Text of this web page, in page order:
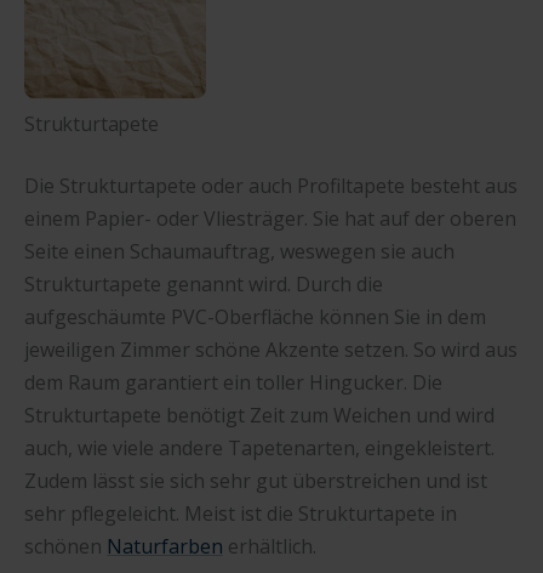
Strukturtapete
Die Strukturtapete oder auch Profiltapete besteht aus
einem Papier- oder Vliesträger. Sie hat auf der oberen
Seite einen Schaumauftrag, weswegen sie auch
Strukturtapete genannt wird. Durch die
aufgeschäumte PVC-Oberfläche können Sie in dem
jeweiligen Zimmer schöne Akzente setzen. So wird aus
dem Raum garantiert ein toller Hingucker. Die
Strukturtapete benötigt Zeit zum Weichen und wird
auch, wie viele andere Tapetenarten, eingekleistert.
Zudem lässt sie sich sehr gut überstreichen und ist
sehr pflegeleicht. Meist ist die Strukturtapete in
schönen Naturfarben erhältlich.